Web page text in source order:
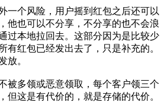
一个风险，用户摇到红包之后还可以
他也可以不分享，不分享的也不会浪
过本地拉回去。这部分因为是比较少
有红包已经发出去了，只是补充的。
放。
被多领或恶意领取，每个客户领三个
但这是有代价的，就是存储的代价。